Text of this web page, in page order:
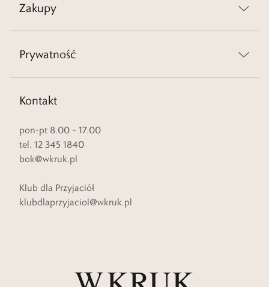
Zakupy
Prywatność
Kontakt
pon-pt 8.00 – 17.00
tel. 12 345 1840
bok@wkruk.pl
Klub dla Przyjaciół
klubdlaprzyjaciol@wkruk.pl